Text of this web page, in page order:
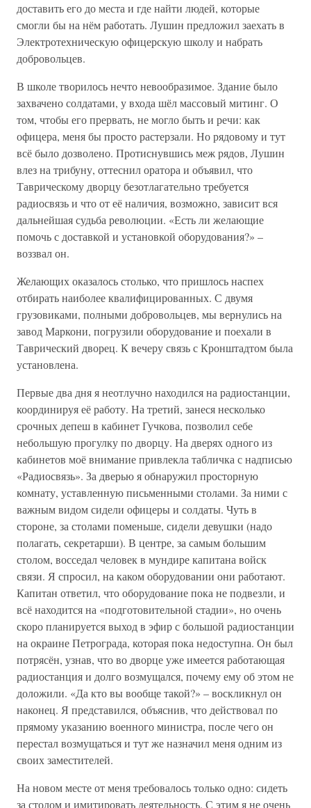
доставить его до места и где найти людей, которые
смогли бы на нём работать. Лушин предложил заехать в
Электротехническую офицерскую школу и набрать
добровольцев.
В школе творилось нечто невообразимое. Здание было
захвачено солдатами, у входа шёл массовый митинг. О
том, чтобы его прервать, не могло быть и речи: как
офицера, меня бы просто растерзали. Но рядовому и тут
всё было дозволено. Протиснувшись меж рядов, Лушин
влез на трибуну, оттеснил оратора и объявил, что
Таврическому дворцу безотлагательно требуется
радиосвязь и что от её наличия, возможно, зависит вся
дальнейшая судьба революции. «Есть ли желающие
помочь с доставкой и установкой оборудования?» –
воззвал он.
Желающих оказалось столько, что пришлось наспех
отбирать наиболее квалифицированных. С двумя
грузовиками, полными добровольцев, мы вернулись на
завод Маркони, погрузили оборудование и поехали в
Таврический дворец. К вечеру связь с Кронштадтом была
установлена.
Первые два дня я неотлучно находился на радиостанции,
координируя её работу. На третий, занеся несколько
срочных депеш в кабинет Гучкова, позволил себе
небольшую прогулку по дворцу. На дверях одного из
кабинетов моё внимание привлекла табличка с надписью
«Радиосвязь». За дверью я обнаружил просторную
комнату, уставленную письменными столами. За ними с
важным видом сидели офицеры и солдаты. Чуть в
стороне, за столами поменьше, сидели девушки (надо
полагать, секретарши). В центре, за самым большим
столом, восседал человек в мундире капитана войск
связи. Я спросил, на каком оборудовании они работают.
Капитан ответил, что оборудование пока не подвезли, и
всё находится на «подготовительной стадии», но очень
скоро планируется выход в эфир с большой радиостанции
на окраине Петрограда, которая пока недоступна. Он был
потрясён, узнав, что во дворце уже имеется работающая
радиостанция и долго возмущался, почему ему об этом не
доложили. «Да кто вы вообще такой?» – воскликнул он
наконец. Я представился, объяснив, что действовал по
прямому указанию военного министра, после чего он
перестал возмущаться и тут же назначил меня одним из
своих заместителей.
На новом месте от меня требовалось только одно: сидеть
за столом и имитировать деятельность. С этим я не очень